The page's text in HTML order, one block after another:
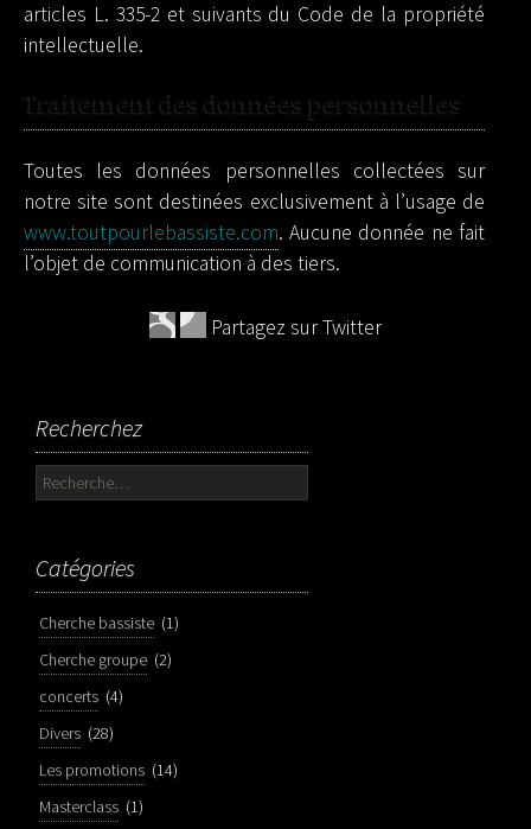
articles L. 335-2 et suivants du Code de la propriété
intellectuelle.
Traitement des données personnelles
Toutes les données personnelles collectées sur
notre site sont destinées exclusivement à l’usage de
www.toutpourlebassiste.com. Aucune donnée ne fait
l’objet de communication à des tiers.
Partagez sur Twitter
Recherchez
Rechercher :
Catégories
Cherche bassiste (1)
Cherche groupe (2)
concerts (4)
Divers (28)
Les promotions (14)
Masterclass (1)